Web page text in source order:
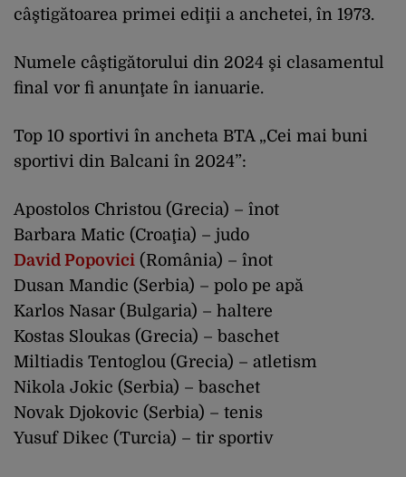
câştigătoarea primei ediţii a anchetei, în 1973.
Numele câştigătorului din 2024 şi clasamentul
final vor fi anunţate în ianuarie.
Top 10 sportivi în ancheta BTA „Cei mai buni
sportivi din Balcani în 2024”:
Apostolos Christou (Grecia) – înot
Barbara Matic (Croaţia) – judo
David Popovici (România) – înot
Dusan Mandic (Serbia) – polo pe apă
Karlos Nasar (Bulgaria) – haltere
Kostas Sloukas (Grecia) – baschet
Miltiadis Tentoglou (Grecia) – atletism
Nikola Jokic (Serbia) – baschet
Novak Djokovic (Serbia) – tenis
Yusuf Dikec (Turcia) – tir sportiv